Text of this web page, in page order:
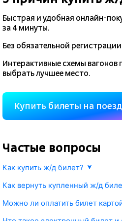
Быстрая и удобная онлайн-
за 4 минуты.
Без обязательной
Интерактивные схемы вагонов
выбрать лучшее место.
Купить билеты на поезд
Частые вопросы
Как купить ж/д билет?
подходящий поезд и места.
моментально передана в РЖД и
Как вернуть купленный ж/д
Можно ли оплатить билет